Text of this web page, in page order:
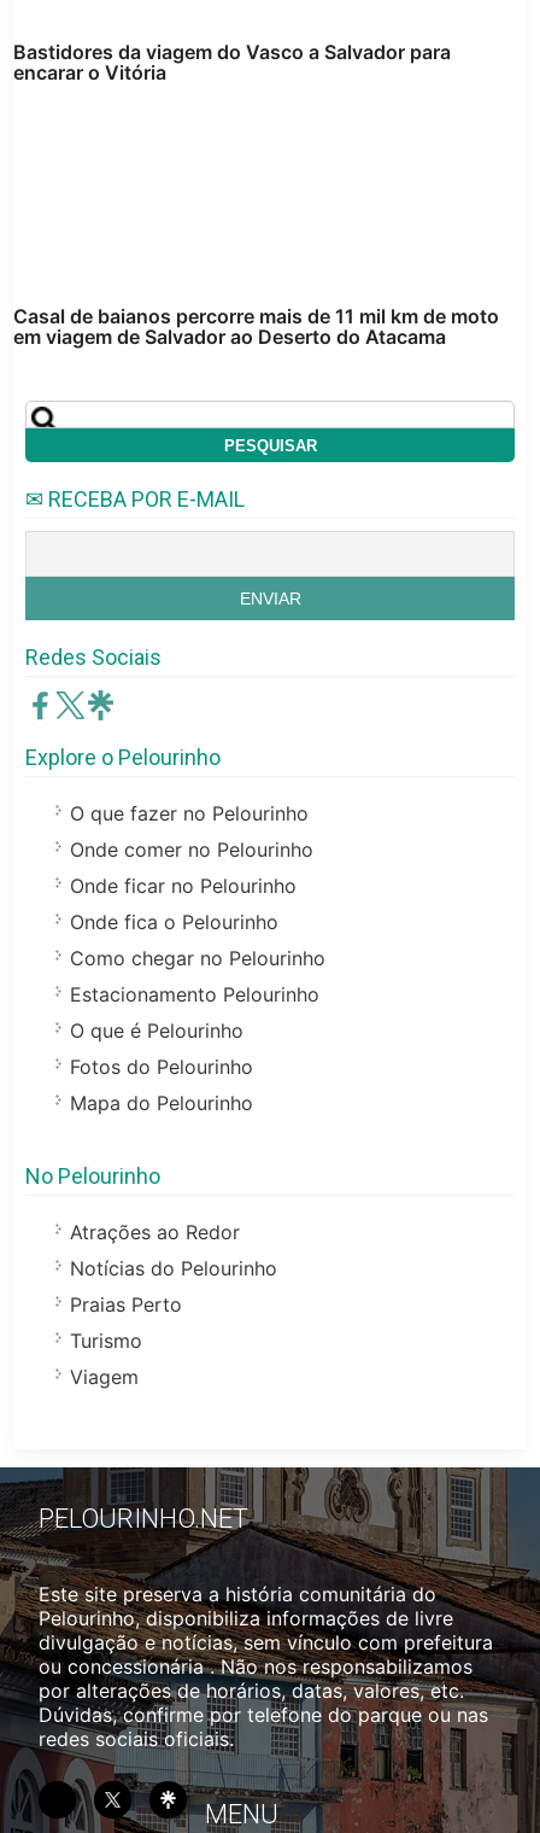
Bastidores da viagem do Vasco a Salvador para
encarar o Vitória
Casal de baianos percorre mais de 11 mil km de moto
em viagem de Salvador ao Deserto do Atacama
✉ RECEBA POR E-MAIL
Redes Sociais
Explore o Pelourinho
O que fazer no Pelourinho
Onde comer no Pelourinho
Onde ficar no Pelourinho
Onde fica o Pelourinho
Como chegar no Pelourinho
Estacionamento Pelourinho
O que é Pelourinho
Fotos do Pelourinho
Mapa do Pelourinho
No Pelourinho
Atrações ao Redor
Notícias do Pelourinho
Praias Perto
Turismo
Viagem
PELOURINHO.NET
Este site preserva a história comunitária do
Pelourinho, disponibiliza informações de livre
divulgação e notícias, sem vínculo com prefeitura
ou concessionária . Não nos responsabilizamos
por alterações de horários, datas, valores, etc.
Dúvidas, confirme por telefone do parque ou nas
redes sociais oficiais.
MENU